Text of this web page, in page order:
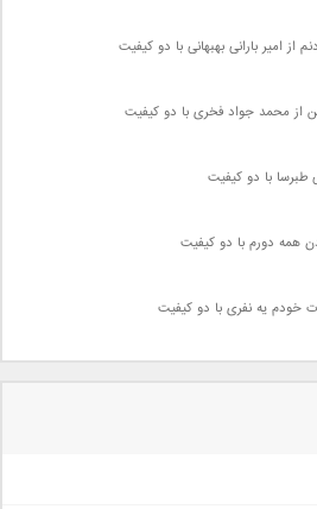
از امیر بارانی بهبهانی با دو کیفیت
از محمد جواد فخری با دو کیفیت
طبرسا با دو کیفیت
همه دورم با دو کیفیت
خودم یه نفری با دو کیفیت